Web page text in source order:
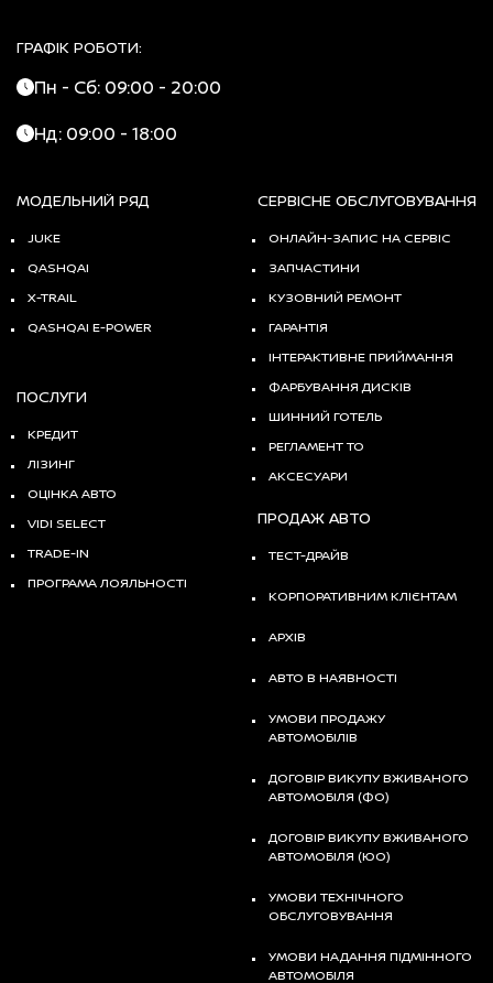
ГРАФІК РОБОТИ:
Пн - Сб: 09:00 - 20:00
Нд: 09:00 - 18:00
МОДЕЛЬНИЙ РЯД
JUKE
QASHQAI
X-TRAIL
QASHQAI E-POWER
СЕРВІСНЕ ОБСЛУГОВУВАННЯ
ОНЛАЙН-ЗАПИС НА СЕРВІС
ЗАПЧАСТИНИ
КУЗОВНИЙ РЕМОНТ
ГАРАНТІЯ
ІНТЕРАКТИВНЕ ПРИЙМАННЯ
ФАРБУВАННЯ ДИСКІВ
ШИННИЙ ГОТЕЛЬ
РЕГЛАМЕНТ ТО
АКСЕСУАРИ
ПОСЛУГИ
КРЕДИТ
ЛІЗИНГ
ОЦІНКА АВТО
VIDI SELECT
TRADE-IN
ПРОГРАМА ЛОЯЛЬНОСТІ
ПРОДАЖ АВТО
ТЕСТ-ДРАЙВ
КОРПОРАТИВНИМ КЛІЄНТАМ
АРХІВ
АВТО В НАЯВНОСТІ
УМОВИ ПРОДАЖУ
АВТОМОБІЛІВ
ДОГОВІР ВИКУПУ ВЖИВАНОГО
АВТОМОБІЛЯ (ФО)
ДОГОВІР ВИКУПУ ВЖИВАНОГО
АВТОМОБІЛЯ (ЮО)
УМОВИ ТЕХНІЧНОГО
ОБСЛУГОВУВАННЯ
УМОВИ НАДАННЯ ПІДМІННОГО
АВТОМОБІЛЯ